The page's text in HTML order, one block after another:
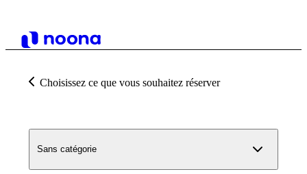
Choisissez ce que vous souhaitez réserver
Sans catégorie